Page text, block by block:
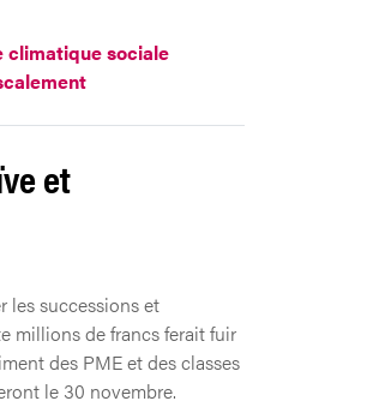
climatique sociale
et
les successions et
millions de francs ferait fuir
des PME et des classes
le 30 novembre.